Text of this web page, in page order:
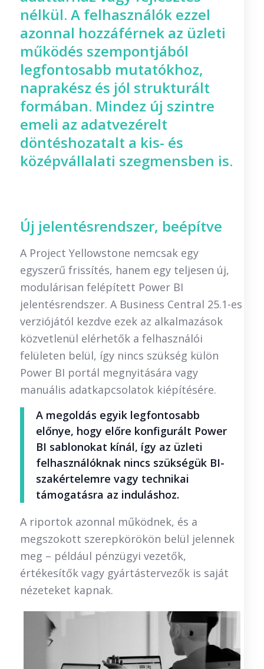
nélkül. A felhasználók ezzel
azonnal hozzáférnek az üzleti
működés szempontjából
legfontosabb mutatókhoz,
naprakész és jól strukturált
formában. Mindez új szintre
emeli az adatvezérelt
döntéshozatalt a kis- és
középvállalati szegmensben is.
Új jelentésrendszer, beépítve
A Project Yellowstone nemcsak egy
egyszerű frissítés, hanem egy teljesen új,
modulárisan felépített Power BI
jelentésrendszer. A Business Central 25.1-es
verziójától kezdve ezek az alkalmazások
közvetlenül elérhetők a felhasználói
felületen belül, így nincs szükség külön
Power BI portál megnyitására vagy
manuális adatkapcsolatok kiépítésére.
A megoldás egyik legfontosabb
előnye, hogy előre konfigurált Power
BI sablonokat kínál, így az üzleti
felhasználóknak nincs szükségük BI-
szakértelemre vagy technikai
támogatásra az induláshoz.
A riportok azonnal működnek, és a
megszokott szerepkörökön belül jelennek
meg – például pénzügyi vezetők,
értékesítők vagy gyártástervezők is saját
nézeteket kapnak.